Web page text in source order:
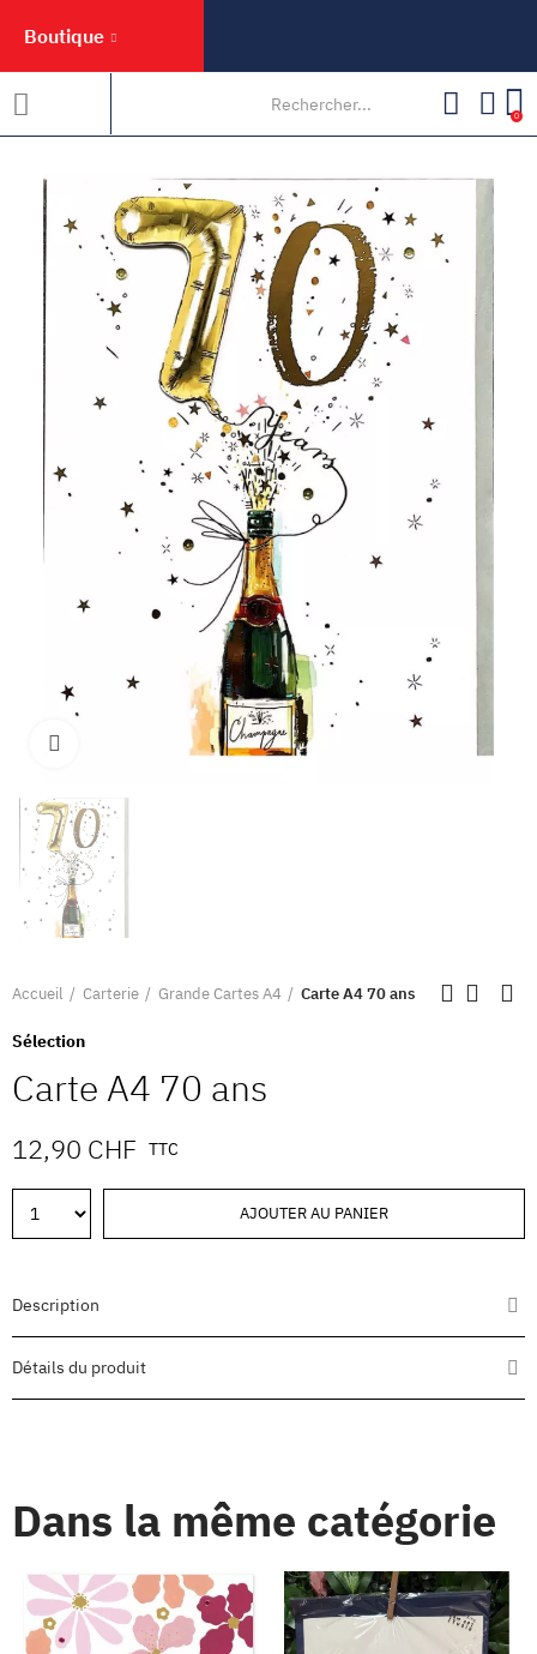
Boutique
0
Clique pour élargir
Accueil Carterie Grande Cartes A4 Carte A4 70 ans
Sélection
Carte A4 70 ans
12,90 CHF TTC
AJOUTER AU PANIER
Description
Détails du produit
Dans la même catégorie